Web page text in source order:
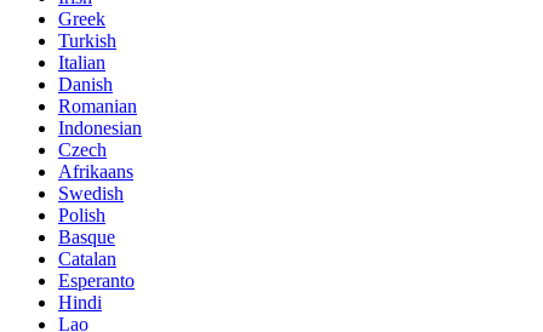
Greek
Turkish
Italian
Danish
Romanian
Indonesian
Czech
Afrikaans
Swedish
Polish
Basque
Catalan
Esperanto
Hindi
Lao